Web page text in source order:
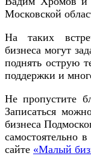
Московской
На таких
бизнеса могут
поднять острую
поддержки и
Не пропустите
Записаться
бизнеса
самостоятельно
сайте «Малый